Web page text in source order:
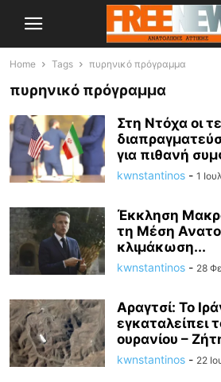
Home Tags πυρηνικό πρόγραμμα
πυρηνικό πρόγραμμα
Στη Ντόχα οι
για πιθανή
kwnstantinos - 1
Έκκληση
τη Μέση
κλιμάκωση...
kwnstantinos - 28
Αραγτσί: Το
εγκαταλείπει
ουρανίου –
kwnstantinos - 22